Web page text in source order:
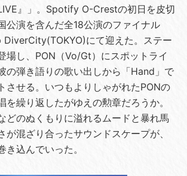
』」。Spotify O-Crestの初日を皮切
公演を含んだ全18公演のファイナル
DiverCity(TOKYO)にて迎えた。ステー
場し、PON（Vo/Gt）にスポットライ
の弾き語りの歌い出しから「Hand」で
させる。いつもよりしゃがれたPONの
を繰り返したがゆえの勲章だろうか。
どのぬくもりに溢れるムードと暴れ馬
が混ざり合ったサウンドスケープが、
き込んでいった。